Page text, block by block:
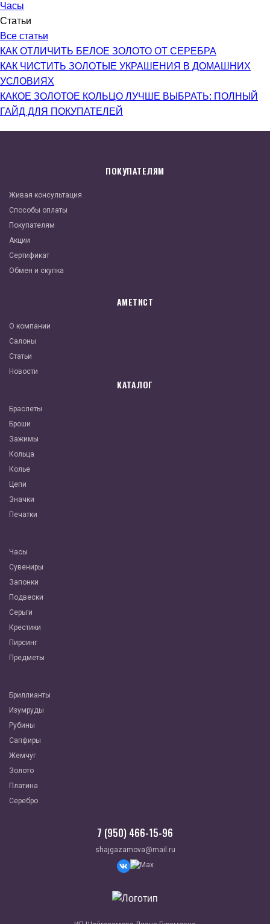
Часы
Статьи
Все статьи
КАК ОТЛИЧИТЬ БЕЛОЕ ЗОЛОТО ОТ СЕРЕБРА
КАК ЧИСТИТЬ ЗОЛОТЫЕ УКРАШЕНИЯ В ДОМАШНИХ
УСЛОВИЯХ
КАКОЕ ЗОЛОТОЕ КОЛЬЦО ЛУЧШЕ ВЫБРАТЬ: ПОЛНЫЙ
ГАЙД ДЛЯ ПОКУПАТЕЛЕЙ
ПОКУПАТЕЛЯМ
Живая консультация
Способы оплаты
Покупателям
Акции
Сертификат
Обмен и скупка
АМЕТИСТ
О компании
Салоны
Статьи
Новости
КАТАЛОГ
Браслеты
Броши
Зажимы
Кольца
Колье
Цепи
Значки
Печатки
Часы
Сувениры
Запонки
Подвески
Серьги
Крестики
Пирсинг
Предметы
Бриллианты
Изумруды
Рубины
Сапфиры
Жемчуг
Золото
Платина
Серебро
7 (950) 466-15-96
shajgazamova@mail.ru